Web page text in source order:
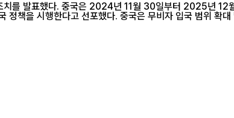
를 발표했다. 중국은 2024년 11월 30일부터 2025년 12
아, 몬테네그로, 북마케도니아, 몰타, 에스토니아, 라트비아, 일본 등 9개국의 일반 여권 소지자에 대한 무비자 입국 정책을 시행한다고 선포했다. 중국은 무